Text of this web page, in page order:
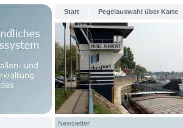
Start Pegelauswahl über Karte
Newsletter